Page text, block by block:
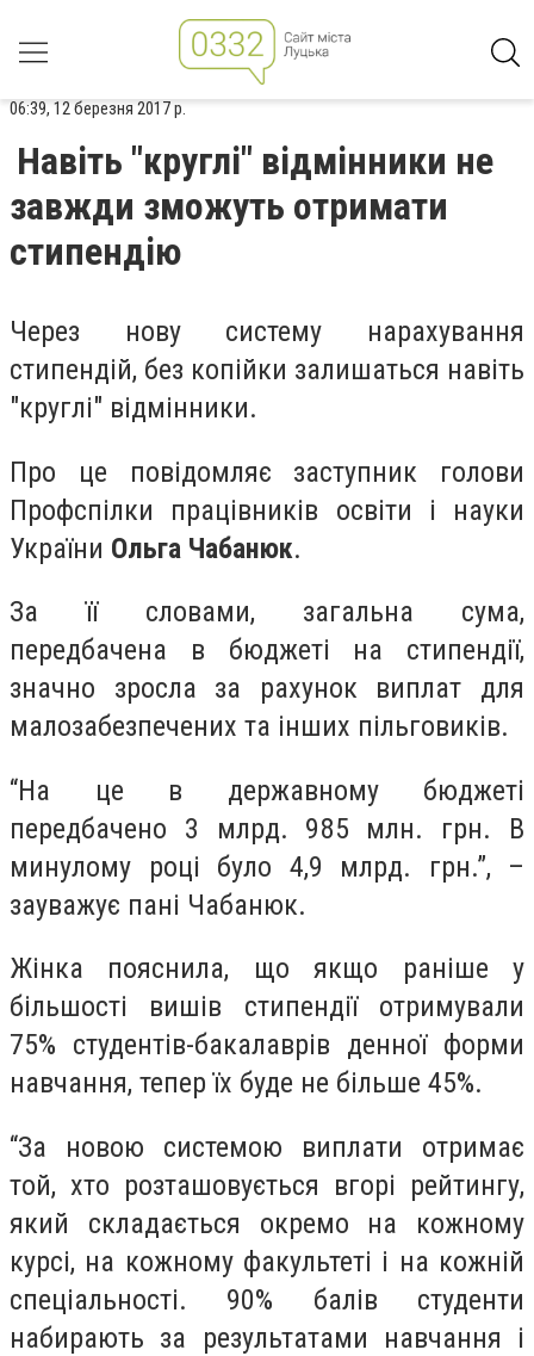
06:39, 12 березня 2017 р.
Навіть "круглі" відмінники не
завжди зможуть отримати
стипендію
Через нову систему нарахування
стипендій, без копійки залишаться навіть
"круглі" відмінники.
Про це повідомляє заступник голови
Профспілки працівників освіти і науки
України Ольга Чабанюк.
За її словами, загальна сума,
передбачена в бюджеті на стипендії,
значно зросла за рахунок виплат для
малозабезпечених та інших пільговиків.
“На це в державному бюджеті
передбачено 3 млрд. 985 млн. грн. В
минулому році було 4,9 млрд. грн.”, –
зауважує пані Чабанюк.
Жінка пояснила, що якщо раніше у
більшості вишів стипендії отримували
75% студентів-бакалаврів денної форми
навчання, тепер їх буде не більше 45%.
“За новою системою виплати отримає
той, хто розташовується вгорі рейтингу,
який складається окремо на кожному
курсі, на кожному факультеті і на кожній
спеціальності. 90% балів студенти
набирають за результатами навчання і